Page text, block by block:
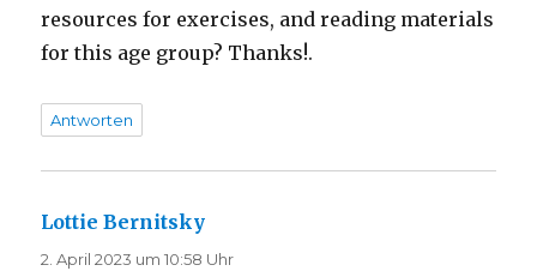
resources for exercises, and reading materials
for this age group? Thanks!.
Antworten
Lottie Bernitsky
2. April 2023 um 10:58 Uhr